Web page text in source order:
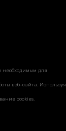
необходимым для
веб-сайта. Используя
cookies.